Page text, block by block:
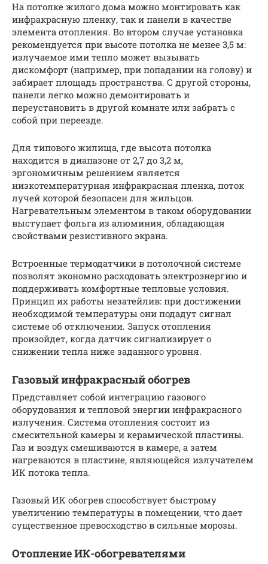
На потолке жилого дома можно монтировать как
инфракрасную пленку, так и панели в качестве
элемента отопления. Во втором случае установка
рекомендуется при высоте потолка не менее 3,5 м:
излучаемое ими тепло может вызывать
дискомфорт (например, при попадании на голову) и
забирает площадь пространства. С другой стороны,
панели легко можно демонтировать и
переустановить в другой комнате или забрать с
собой при переезде.
Для типового жилища, где высота потолка
находится в диапазоне от 2,7 до 3,2 м,
эргономичным решением является
низкотемпературная инфракрасная пленка, поток
лучей которой безопасен для жильцов.
Нагревательным элементом в таком оборудовании
выступает фольга из алюминия, обладающая
свойствами резистивного экрана.
Встроенные термодатчики в потолочной системе
позволят экономно расходовать электроэнергию и
поддерживать комфортные тепловые условия.
Принцип их работы незатейлив: при достижении
необходимой температуры они подадут сигнал
системе об отключении. Запуск отопления
произойдет, когда датчик сигнализирует о
снижении тепла ниже заданного уровня.
Газовый инфракрасный обогрев
Представляет собой интеграцию газового
оборудования и тепловой энергии инфракрасного
излучения. Система отопления состоит из
смесительной камеры и керамической пластины.
Газ и воздух смешиваются в камере, а затем
нагреваются в пластине, являющейся излучателем
ИК потока тепла.
Газовый ИК обогрев способствует быстрому
увеличению температуры в помещении, что дает
существенное превосходство в сильные морозы.
Отопление ИК-обогревателями